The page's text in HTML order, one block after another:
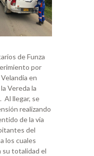
de Funza
por
en
Vereda la
Al llegar, se
realizando
de la vía
del
los cuales
su totalidad el